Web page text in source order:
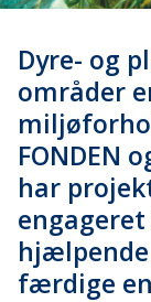
Dyre- og
områder
FONDEN
har
hjælpende
færdige